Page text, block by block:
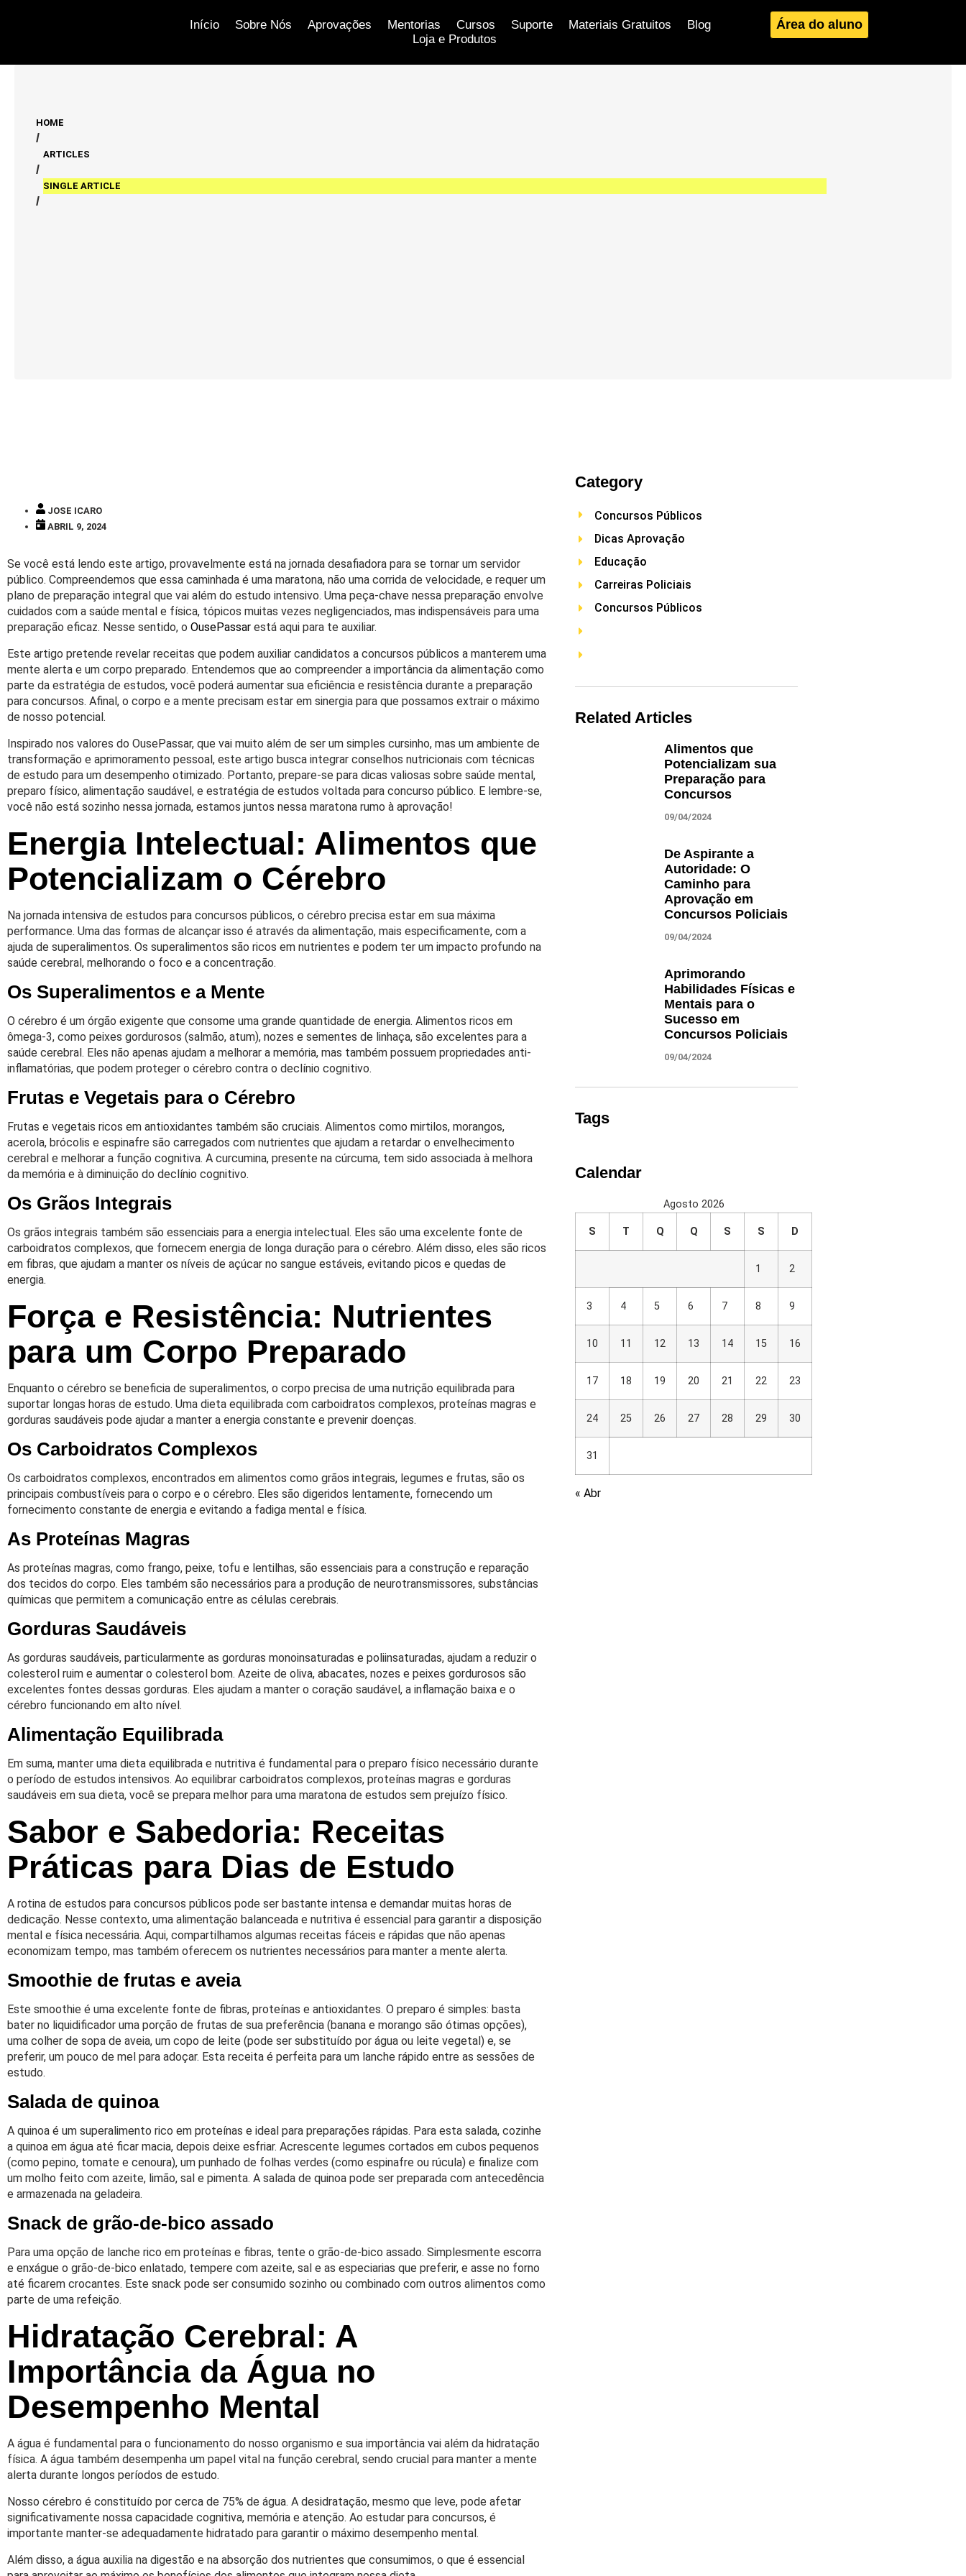
Início Sobre Nós Aprovações Mentorias Cursos Suporte Materiais Gratuitos
Blog
Loja e Produtos
Área do aluno
HOME
/
ARTICLES
/
SINGLE ARTICLE
/
JOSE ICARO
ABRIL 9, 2024
Se você está lendo este artigo, provavelmente está na jornada desafiadora para se tornar um servidor
público. Compreendemos que essa caminhada é uma maratona, não uma corrida de velocidade, e requer um
plano de preparação integral que vai além do estudo intensivo. Uma peça-chave nessa preparação envolve
cuidados com a saúde mental e física, tópicos muitas vezes negligenciados, mas indispensáveis para uma
preparação eficaz. Nesse sentido, o OusePassar está aqui para te auxiliar.
Este artigo pretende revelar receitas que podem auxiliar candidatos a concursos públicos a manterem uma
mente alerta e um corpo preparado. Entendemos que ao compreender a importância da alimentação como
parte da estratégia de estudos, você poderá aumentar sua eficiência e resistência durante a preparação
para concursos. Afinal, o corpo e a mente precisam estar em sinergia para que possamos extrair o máximo
de nosso potencial.
Inspirado nos valores do OusePassar, que vai muito além de ser um simples cursinho, mas um ambiente de
transformação e aprimoramento pessoal, este artigo busca integrar conselhos nutricionais com técnicas
de estudo para um desempenho otimizado. Portanto, prepare-se para dicas valiosas sobre saúde mental,
preparo físico, alimentação saudável, e estratégia de estudos voltada para concurso público. E lembre-se,
você não está sozinho nessa jornada, estamos juntos nessa maratona rumo à aprovação!
Energia Intelectual: Alimentos que
Potencializam o Cérebro
Na jornada intensiva de estudos para concursos públicos, o cérebro precisa estar em sua máxima
performance. Uma das formas de alcançar isso é através da alimentação, mais especificamente, com a
ajuda de superalimentos. Os superalimentos são ricos em nutrientes e podem ter um impacto profundo na
saúde cerebral, melhorando o foco e a concentração.
Os Superalimentos e a Mente
O cérebro é um órgão exigente que consome uma grande quantidade de energia. Alimentos ricos em
ômega-3, como peixes gordurosos (salmão, atum), nozes e sementes de linhaça, são excelentes para a
saúde cerebral. Eles não apenas ajudam a melhorar a memória, mas também possuem propriedades anti-
inflamatórias, que podem proteger o cérebro contra o declínio cognitivo.
Frutas e Vegetais para o Cérebro
Frutas e vegetais ricos em antioxidantes também são cruciais. Alimentos como mirtilos, morangos,
acerola, brócolis e espinafre são carregados com nutrientes que ajudam a retardar o envelhecimento
cerebral e melhorar a função cognitiva. A curcumina, presente na cúrcuma, tem sido associada à melhora
da memória e à diminuição do declínio cognitivo.
Os Grãos Integrais
Os grãos integrais também são essenciais para a energia intelectual. Eles são uma excelente fonte de
carboidratos complexos, que fornecem energia de longa duração para o cérebro. Além disso, eles são ricos
em fibras, que ajudam a manter os níveis de açúcar no sangue estáveis, evitando picos e quedas de
energia.
Força e Resistência: Nutrientes
para um Corpo Preparado
Enquanto o cérebro se beneficia de superalimentos, o corpo precisa de uma nutrição equilibrada para
suportar longas horas de estudo. Uma dieta equilibrada com carboidratos complexos, proteínas magras e
gorduras saudáveis pode ajudar a manter a energia constante e prevenir doenças.
Os Carboidratos Complexos
Os carboidratos complexos, encontrados em alimentos como grãos integrais, legumes e frutas, são os
principais combustíveis para o corpo e o cérebro. Eles são digeridos lentamente, fornecendo um
fornecimento constante de energia e evitando a fadiga mental e física.
As Proteínas Magras
As proteínas magras, como frango, peixe, tofu e lentilhas, são essenciais para a construção e reparação
dos tecidos do corpo. Eles também são necessários para a produção de neurotransmissores, substâncias
químicas que permitem a comunicação entre as células cerebrais.
Gorduras Saudáveis
As gorduras saudáveis, particularmente as gorduras monoinsaturadas e poliinsaturadas, ajudam a reduzir o
colesterol ruim e aumentar o colesterol bom. Azeite de oliva, abacates, nozes e peixes gordurosos são
excelentes fontes dessas gorduras. Eles ajudam a manter o coração saudável, a inflamação baixa e o
cérebro funcionando em alto nível.
Alimentação Equilibrada
Em suma, manter uma dieta equilibrada e nutritiva é fundamental para o preparo físico necessário durante
o período de estudos intensivos. Ao equilibrar carboidratos complexos, proteínas magras e gorduras
saudáveis em sua dieta, você se prepara melhor para uma maratona de estudos sem prejuízo físico.
Sabor e Sabedoria: Receitas
Práticas para Dias de Estudo
A rotina de estudos para concursos públicos pode ser bastante intensa e demandar muitas horas de
dedicação. Nesse contexto, uma alimentação balanceada e nutritiva é essencial para garantir a disposição
mental e física necessária. Aqui, compartilhamos algumas receitas fáceis e rápidas que não apenas
economizam tempo, mas também oferecem os nutrientes necessários para manter a mente alerta.
Smoothie de frutas e aveia
Este smoothie é uma excelente fonte de fibras, proteínas e antioxidantes. O preparo é simples: basta
bater no liquidificador uma porção de frutas de sua preferência (banana e morango são ótimas opções),
uma colher de sopa de aveia, um copo de leite (pode ser substituído por água ou leite vegetal) e, se
preferir, um pouco de mel para adoçar. Esta receita é perfeita para um lanche rápido entre as sessões de
estudo.
Salada de quinoa
A quinoa é um superalimento rico em proteínas e ideal para preparações rápidas. Para esta salada, cozinhe
a quinoa em água até ficar macia, depois deixe esfriar. Acrescente legumes cortados em cubos pequenos
(como pepino, tomate e cenoura), um punhado de folhas verdes (como espinafre ou rúcula) e finalize com
um molho feito com azeite, limão, sal e pimenta. A salada de quinoa pode ser preparada com antecedência
e armazenada na geladeira.
Snack de grão-de-bico assado
Para uma opção de lanche rico em proteínas e fibras, tente o grão-de-bico assado. Simplesmente escorra
e enxágue o grão-de-bico enlatado, tempere com azeite, sal e as especiarias que preferir, e asse no forno
até ficarem crocantes. Este snack pode ser consumido sozinho ou combinado com outros alimentos como
parte de uma refeição.
Hidratação Cerebral: A
Importância da Água no
Desempenho Mental
A água é fundamental para o funcionamento do nosso organismo e sua importância vai além da hidratação
física. A água também desempenha um papel vital na função cerebral, sendo crucial para manter a mente
alerta durante longos períodos de estudo.
Nosso cérebro é constituído por cerca de 75% de água. A desidratação, mesmo que leve, pode afetar
significativamente nossa capacidade cognitiva, memória e atenção. Ao estudar para concursos, é
importante manter-se adequadamente hidratado para garantir o máximo desempenho mental.
Além disso, a água auxilia na digestão e na absorção dos nutrientes que consumimos, o que é essencial
Category
Concursos Públicos
Dicas Aprovação
Educação
Carreiras Policiais
Concursos Públicos
Related Articles
Alimentos que
Potencializam sua
Preparação para
Concursos
09/04/2024
De Aspirante a
Autoridade: O
Caminho para
Aprovação em
Concursos Policiais
09/04/2024
Aprimorando
Habilidades Físicas e
Mentais para o
Sucesso em
Concursos Policiais
09/04/2024
Tags
Calendar
Agosto 2026
S T Q Q S S D
1 2
3 4 5 6 7 8 9
10 11 12 13 14 15 16
17 18 19 20 21 22 23
24 25 26 27 28 29 30
31
« Abr